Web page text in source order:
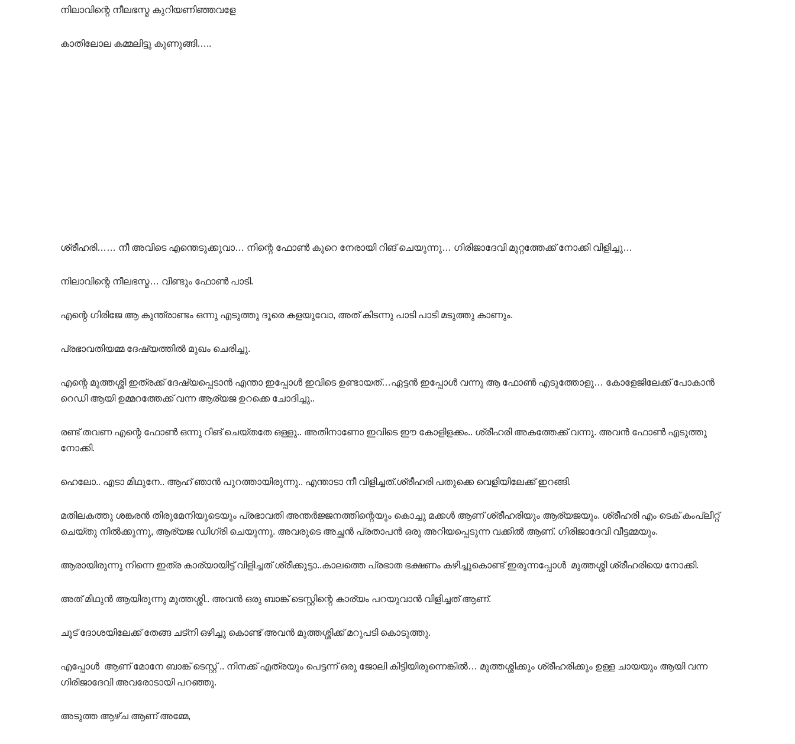
നിലാവിന്റെ നീലഭസ്മ കുറിയണിഞ്ഞവളേ
കാതിലോല കമ്മലിട്ടു കുണുങ്ങി…..
ശ്രീഹരി…… നീ അവിടെ എന്തെടുക്കുവാ… നിന്റെ ഫോൺ കുറെ നേരായി റിങ് ചെയുന്നു… ഗിരിജാദേവി മുറ്റത്തേക്ക് നോക്കി വിളിച്ചു…
നിലാവിന്റെ നീലഭസ്മ… വീണ്ടും ഫോൺ പാടി.
എന്റെ ഗിരിജേ ആ കുന്ത്രാണ്ടം ഒന്നു എടുത്തു ദൂരെ കളയുവോ, അത് കിടന്നു പാടി പാടി മടുത്തു കാണും.
പ്രഭാവതിയമ്മ ദേഷ്യത്തിൽ മുഖം ചെരിച്ചു.
എന്റെ മുത്തശ്ശി ഇത്രക്ക് ദേഷ്യപ്പെടാൻ എന്താ ഇപ്പോൾ ഇവിടെ ഉണ്ടായത്…ഏട്ടൻ ഇപ്പോൾ വന്നു ആ ഫോൺ എടുത്തോളൂ… കോളേജിലേക്ക് പോകാൻ
റെഡി ആയി ഉമ്മറത്തേക്ക് വന്ന ആര്യജ ഉറക്കെ ചോദിച്ചു..
രണ്ട് തവണ എന്റെ ഫോൺ ഒന്നു റിങ് ചെയ്തതേ ഒള്ളു.. അതിനാണോ ഇവിടെ ഈ കോളിളക്കം.. ശ്രീഹരി അകത്തേക്ക് വന്നു. അവൻ ഫോൺ എടുത്തു
നോക്കി.
ഹെലോ.. എടാ മിഥുനേ.. ആഹ് ഞാൻ പുറത്തായിരുന്നു.. എന്താടാ നീ വിളിച്ചത്.ശ്രീഹരി പതുക്കെ വെളിയിലേക്ക് ഇറങ്ങി.
മതിലകത്തു ശങ്കരൻ തിരുമേനിയുടെയും പ്രഭാവതി അന്തർജ്ജനത്തിന്റെയും കൊച്ചു മക്കൾ ആണ് ശ്രീഹരിയും ആര്യജയും. ശ്രീഹരി എം ടെക് കംപ്ലീറ്റ്
ചെയ്തു നിൽക്കുന്നു, ആര്യജ ഡിഗ്രി ചെയുന്നു. അവരുടെ അച്ഛൻ പ്രതാപൻ ഒരു അറിയപ്പെടുന്ന വക്കിൽ ആണ്. ഗിരിജാദേവി വീട്ടമ്മയും.
ആരായിരുന്നു നിന്നെ ഇത്ര കാര്യായിട്ട് വിളിച്ചത് ശ്രീക്കുട്ടാ..കാലത്തെ പ്രഭാത ഭക്ഷണം കഴിച്ചുകൊണ്ട് ഇരുന്നപ്പോൾ മുത്തശ്ശി ശ്രീഹരിയെ നോക്കി.
അത് മിഥുൻ ആയിരുന്നു മുത്തശ്ശി.. അവൻ ഒരു ബാങ്ക് ടെസ്റ്റിന്റെ കാര്യം പറയുവാൻ വിളിച്ചത് ആണ്.
ചൂട് ദോശയിലേക്ക് തേങ്ങ ചട്നി ഒഴിച്ചു കൊണ്ട് അവൻ മുത്തശ്ശിക്ക് മറുപടി കൊടുത്തു.
എപ്പോൾ ആണ് മോനേ ബാങ്ക് ടെസ്റ്റ്‌ .. നിനക്ക് എത്രയും പെട്ടന്ന് ഒരു ജോലി കിട്ടിയിരുന്നെങ്കിൽ… മുത്തശ്ശിക്കും ശ്രീഹരിക്കും ഉള്ള ചായയും ആയി വന്ന
ഗിരിജാദേവി അവരോടായി പറഞ്ഞു.
അടുത്ത ആഴ്ച ആണ് അമ്മേ,